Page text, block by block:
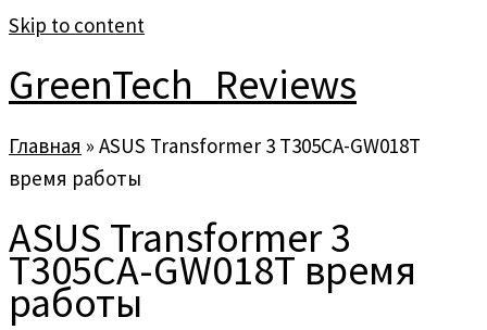
Skip to content
GreenTech_Reviews
Главная » ASUS Transformer 3 T305CA-GW018T
время работы
ASUS Transformer 3
T305CA-GW018T время
работы